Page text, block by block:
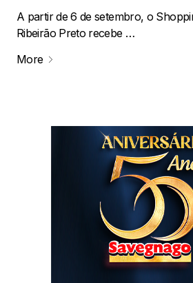
A partir de 6 de setembro, o
Ribeirão Preto recebe …
More